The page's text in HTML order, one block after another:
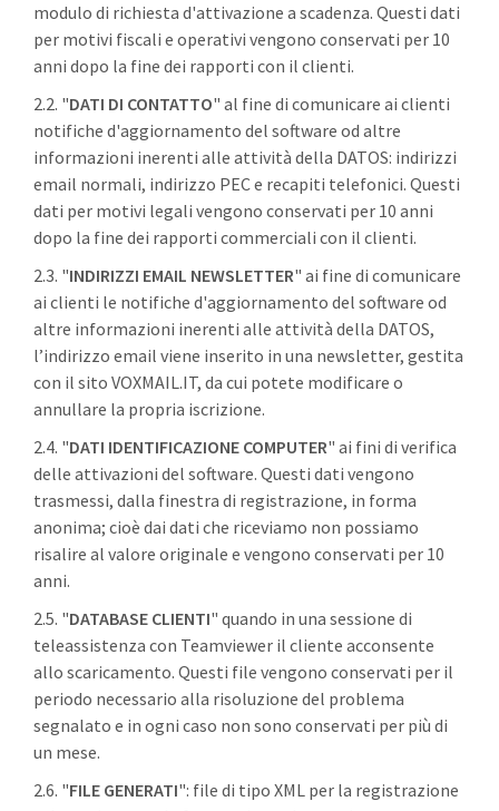
modulo di richiesta d'attivazione a scadenza. Questi dati
per motivi fiscali e operativi vengono conservati per 10
anni dopo la fine dei rapporti con il clienti.
2.2. "DATI DI CONTATTO" al fine di comunicare ai clienti
notifiche d'aggiornamento del software od altre
informazioni inerenti alle attività della DATOS: indirizzi
email normali, indirizzo PEC e recapiti telefonici. Questi
dati per motivi legali vengono conservati per 10 anni
dopo la fine dei rapporti commerciali con il clienti.
2.3. "INDIRIZZI EMAIL NEWSLETTER" ai fine di comunicare
ai clienti le notifiche d'aggiornamento del software od
altre informazioni inerenti alle attività della DATOS,
l’indirizzo email viene inserito in una newsletter, gestita
con il sito VOXMAIL.IT, da cui potete modificare o
annullare la propria iscrizione.
2.4. "DATI IDENTIFICAZIONE COMPUTER" ai fini di verifica
delle attivazioni del software. Questi dati vengono
trasmessi, dalla finestra di registrazione, in forma
anonima; cioè dai dati che riceviamo non possiamo
risalire al valore originale e vengono conservati per 10
anni.
2.5. "DATABASE CLIENTI" quando in una sessione di
teleassistenza con Teamviewer il cliente acconsente
allo scaricamento. Questi file vengono conservati per il
periodo necessario alla risoluzione del problema
segnalato e in ogni caso non sono conservati per più di
un mese.
2.6. "FILE GENERATI": file di tipo XML per la registrazione